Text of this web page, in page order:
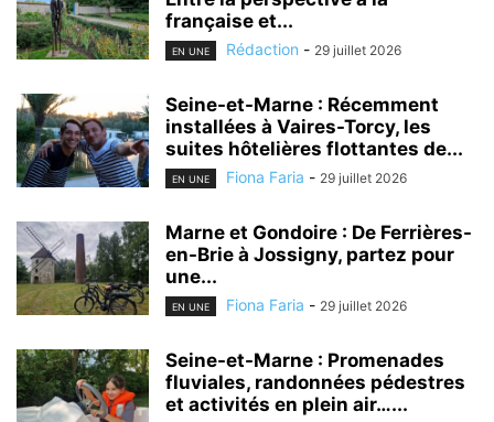
française et...
EN UNE Rédaction - 29 juillet 2026
Seine-et-Marne : Récemment
installées à Vaires-Torcy, les
suites hôtelières flottantes de...
EN UNE Fiona Faria - 29 juillet 2026
Marne et Gondoire : De Ferrières-
en-Brie à Jossigny, partez pour
une...
EN UNE Fiona Faria - 29 juillet 2026
Seine-et-Marne : Promenades
fluviales, randonnées pédestres
et activités en plein air…...